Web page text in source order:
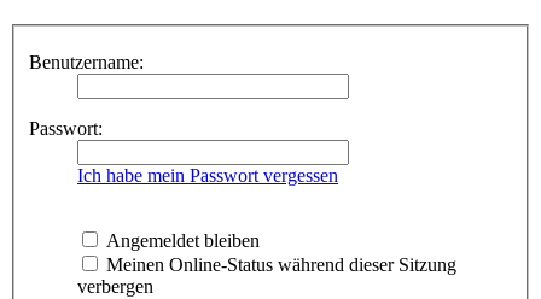
Benutzername:
Passwort:
Ich habe mein Passwort vergessen
Angemeldet bleiben
Meinen Online-Status während dieser Sitzung
verbergen